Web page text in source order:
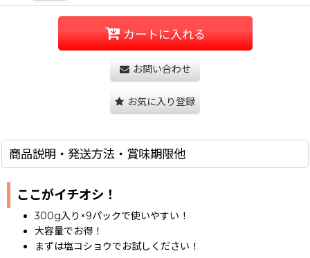
カートに入れる
お問い合わせ
お気に入り登録
商品説明・発送方法・賞味期限他
ここがイチオシ！
300g入り×9パックで使いやすい！
大容量でお得！
まずは塩コショウでお試しください！